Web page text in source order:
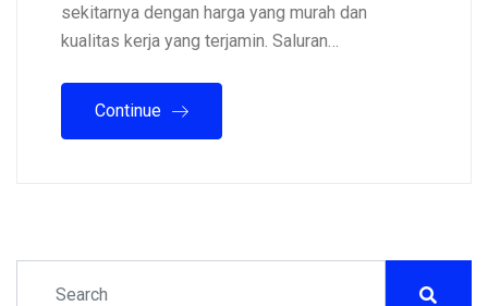
sekitarnya dengan harga yang murah dan
kualitas kerja yang terjamin. Saluran…
Continue